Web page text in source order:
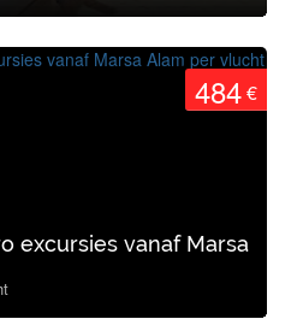
484€
excursies vanaf Marsa